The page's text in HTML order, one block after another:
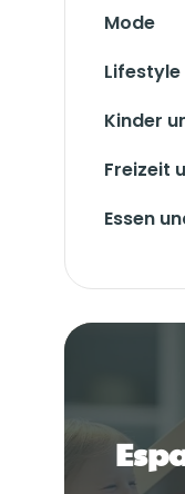
Mode
Lifestyle
Kinder
Freizeit
Essen